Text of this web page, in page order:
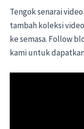
Tengok senarai
tambah koleksi
ke semasa. Follow
kami untuk